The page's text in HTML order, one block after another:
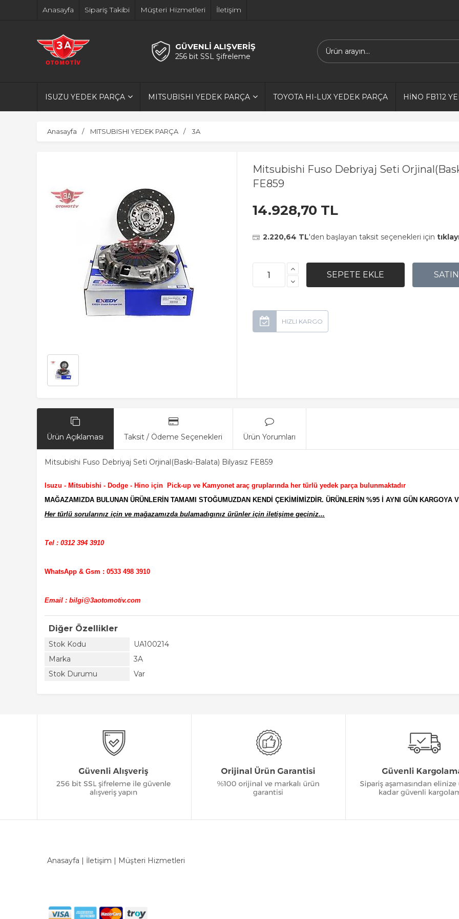
Anasayfa Sipariş Takibi Müşteri Hizmetleri İletişim
GÜVENLİ ALIŞVERİŞ
256 bit SSL Şifreleme
ISUZU YEDEK PARÇA MITSUBISHI YEDEK PARÇA TOYOTA HI-LUX YEDEK PARÇA HİNO FB112
Anasayfa MITSUBISHI YEDEK PARÇA 3A
Mitsubishi Fuso Debriyaj Seti
FE859
14.928,70 TL
2.220,64 TL'den başlayan taksit seçenekleri için
Ürün Açıklaması Taksit / Ödeme Seçenekleri Ürün Yorumları
Mitsubishi Fuso Debriyaj Seti Orjinal(Baskı-Balata) Bilyasız FE859
Isuzu - Mitsubishi - Dodge - Hino için Pick-up ve Kamyonet araç gruplarında her türlü yedek parça bulunmaktadır
MAĞAZAMIZDA BULUNAN ÜRÜNLERİN TAMAMI STOĞUMUZDAN KENDİ ÇEKİMİMİZDİR. ÜRÜNLERİN %95 İ AYNI GÜN KARGOYA
Her türlü sorularınız için ve mağazamızda bulamadıgınız ürünler için iletişime geçiniz...
Tel : 0312 394 3910
WhatsApp & Gsm : 0533 498 3910
Email : bilgi@3aotomotiv.com
Diğer Özellikler
Stok Kodu
UA100214
Marka
3A
Stok Durumu
Var
Anasayfa | İletişim | Müşteri Hizmetleri